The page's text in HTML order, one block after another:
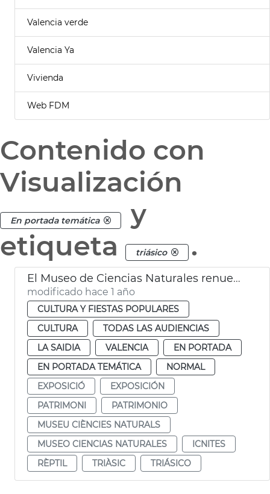
Valencia verde
Valencia Ya
Vivienda
Web FDM
Contenido con
Visualización
En portada temática
y
etiqueta
triásico .
El Museo de Ciencias Naturales renueva parte de su museografía
modificado hace 1 año
CULTURA Y FIESTAS POPULARES
CULTURA
TODAS LAS AUDIENCIAS
LA SAIDIA
VALENCIA
EN PORTADA
EN PORTADA TEMÁTICA
NORMAL
EXPOSICIÓ
EXPOSICIÓN
PATRIMONI
PATRIMONIO
MUSEU CIÈNCIES NATURALS
MUSEO CIENCIAS NATURALES
ICNITES
RÈPTIL
TRIÀSIC TRIÁSICO